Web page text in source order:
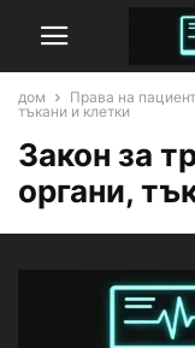
дом Права на
тъкани и клетки
Закон за
органи,